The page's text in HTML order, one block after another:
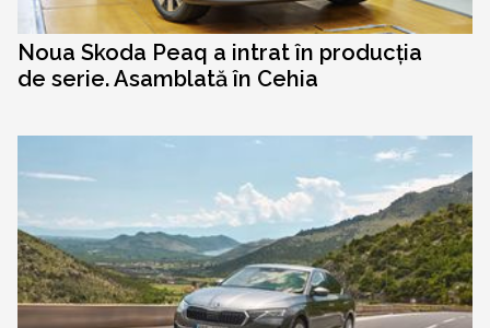
Noua Skoda Peaq a intrat în producția
de serie. Asamblată în Cehia